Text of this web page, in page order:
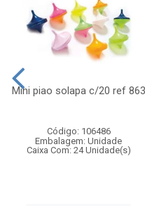
Mini piao solapa c/20 ref 863
Código: 106486
Embalagem: Unidade
Caixa Com: 24 Unidade(s)